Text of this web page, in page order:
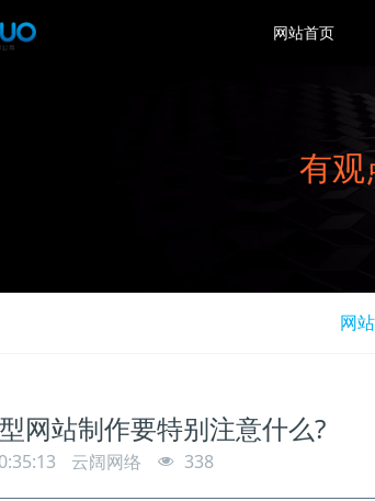
网站首页
有观
网
网站制作要特别注意什么?
云阔网络 338